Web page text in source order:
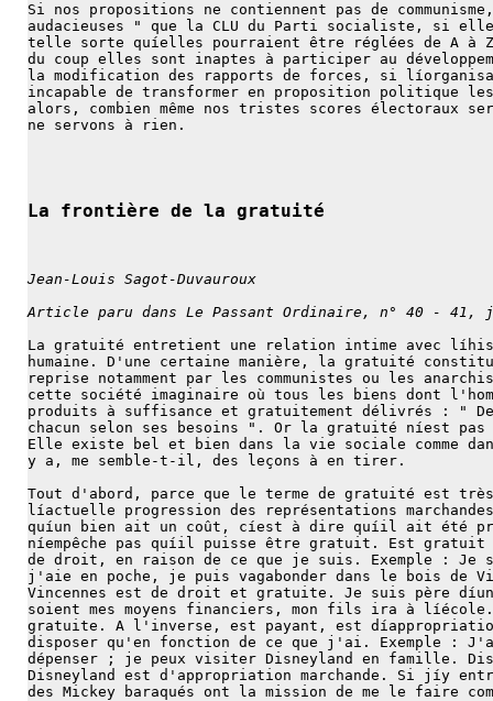
Si nos propositions ne contiennent pas de
audacieuses " que la CLU du Parti socialiste, si
telle sorte quíelles pourraient être réglées de A à
du coup elles sont inaptes à participer au
la modification des rapports de forces, si
incapable de transformer en proposition politique
alors, combien même nos tristes scores électoraux
ne servons à rien.
La frontière de la gratuité
Jean-Louis Sagot-Duvauroux
Article paru dans Le Passant Ordinaire, n° 40 - 41,
La gratuité entretient une relation intime avec
humaine. D'une certaine manière, la gratuité
reprise notamment par les communistes ou les
cette société imaginaire où tous les biens dont
produits à suffisance et gratuitement délivrés : " De
chacun selon ses besoins ". Or la gratuité níest
Elle existe bel et bien dans la vie sociale comme
y a, me semble-t-il, des leçons à en tirer.
Tout d'abord, parce que le terme de gratuité est
líactuelle progression des représentations
quíun bien ait un coût, cíest à dire quíil ait été
níempêche pas quíil puisse être gratuit. Est gratuit
de droit, en raison de ce que je suis. Exemple : Je
j'aie en poche, je puis vagabonder dans le bois de
Vincennes est de droit et gratuite. Je suis père
soient mes moyens financiers, mon fils ira à
gratuite. A l'inverse, est payant, est
disposer qu'en fonction de ce que j'ai. Exemple :
dépenser ; je peux visiter Disneyland en famille.
Disneyland est d'appropriation marchande. Si jíy
des Mickey baraqués ont la mission de me le faire